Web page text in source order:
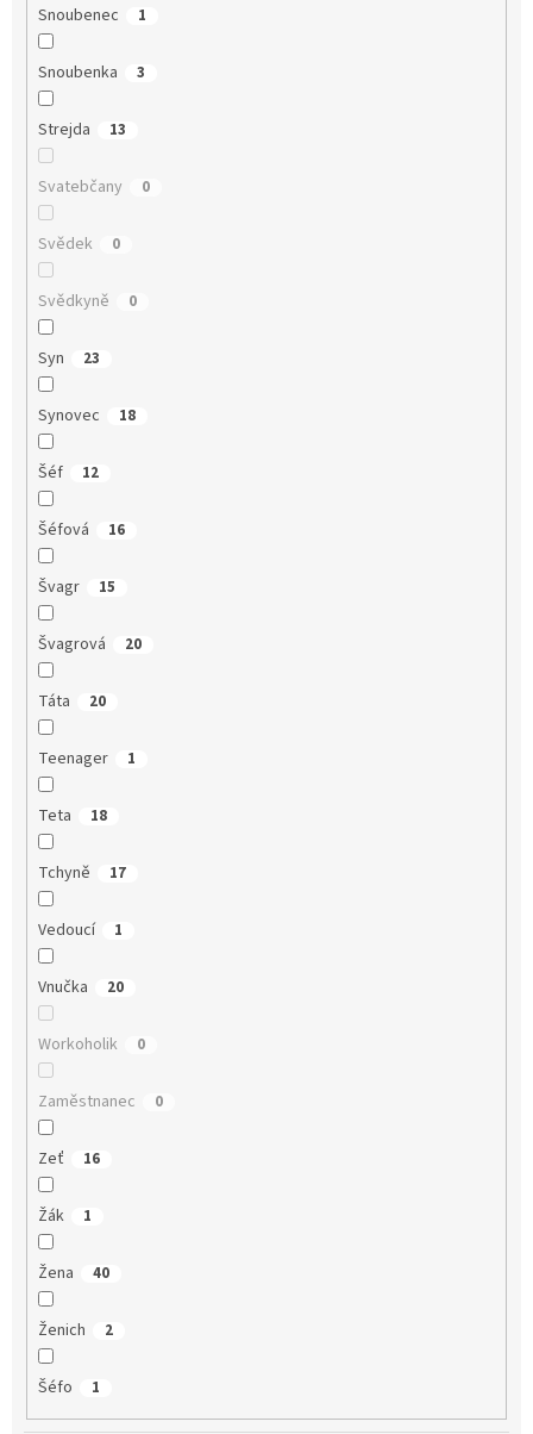
Snoubenec 1
Snoubenka 3
Strejda 13
Svatebčany 0
Svědek 0
Svědkyně 0
Syn 23
Synovec 18
Šéf 12
Šéfová 16
Švagr 15
Švagrová 20
Táta 20
Teenager 1
Teta 18
Tchyně 17
Vedoucí 1
Vnučka 20
Workoholik 0
Zaměstnanec 0
Zeť 16
Žák 1
Žena 40
Ženich 2
Šéfo 1